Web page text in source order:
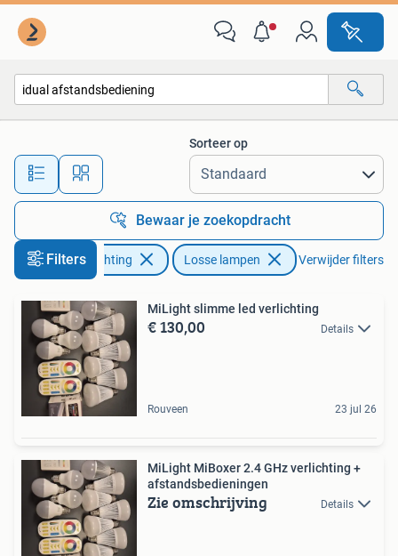
Alle afstanden…
Sorteer op
Bewaar je zoekopdracht
Filters
Huis en Inrichting Losse lampen Verwijder filters
MiLight slimme led verlichting
€ 130,00 Details
Rouveen 23 jul 26
MiLight MiBoxer 2.4 GHz verlichting +
afstandsbedieningen
Zie omschrijving Details